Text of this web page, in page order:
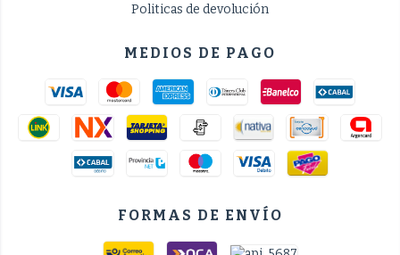
Politicas de devolución
MEDIOS DE PAGO
FORMAS DE ENVÍO